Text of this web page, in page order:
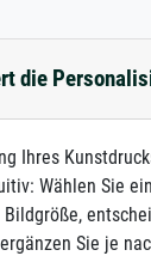
die
Ihres
Wählen Sie
Sie je